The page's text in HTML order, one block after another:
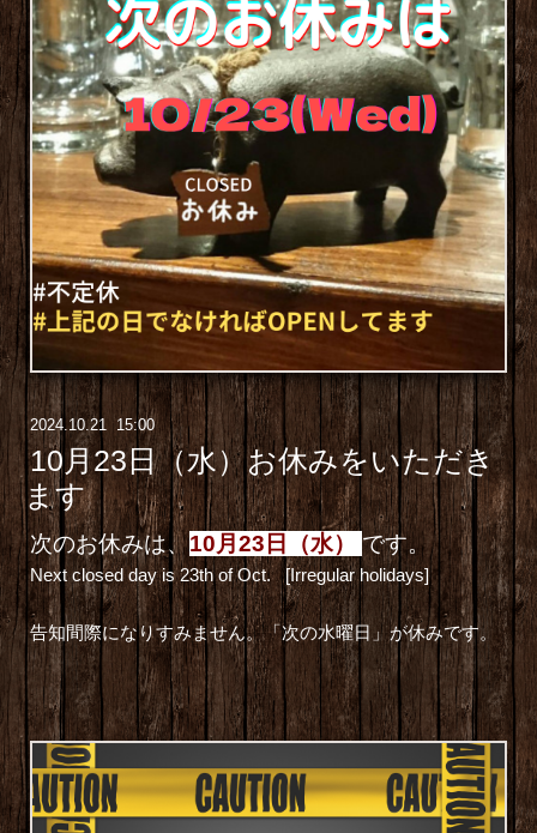
2024. 10.21 15:00
10月23日（水）お休みをいただき
ます
次のお休みは、10月23日（水） です。
Next closed day is 23th of Oct. [Irregular holidays]
告知間際になりすみません。「次の水曜日」が休みです。